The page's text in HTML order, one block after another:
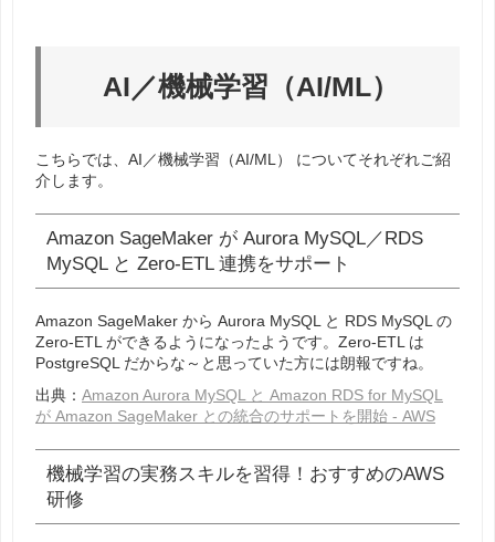
AI／機械学習（AI/ML）
こちらでは、 AI／機械学習（AI/ML）
についてそれぞれご紹
介します。
Amazon SageMaker が Aurora MySQL／RDS
MySQL と Zero-ETL 連携をサポート
Amazon SageMaker から Aurora MySQL と RDS MySQL の
Zero-ETL ができるようになったようです。Zero-ETL は
PostgreSQL だからな～と思っていた方には朗報ですね。
出典： Amazon Aurora MySQL と Amazon RDS for MySQL
が Amazon SageMaker との統合のサポートを開始 - AWS
機械学習の実務スキルを習得！おすすめのAWS
研修